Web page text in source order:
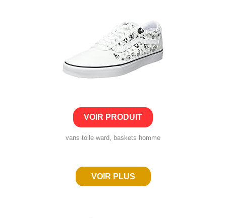
VOIR PRODUIT
vans toile ward, baskets homme
VOIR PLUS